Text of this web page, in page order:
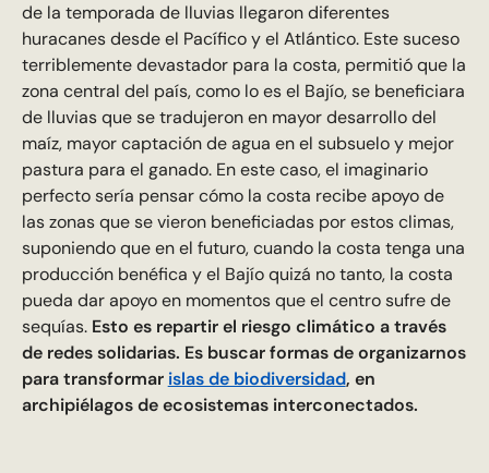
de la temporada de lluvias llegaron diferentes
huracanes desde el Pacífico y el Atlántico. Este suceso
terriblemente devastador para la costa, permitió que la
zona central del país, como lo es el Bajío, se beneficiara
de lluvias que se tradujeron en mayor desarrollo del
maíz, mayor captación de agua en el subsuelo y mejor
pastura para el ganado. En este caso, el imaginario
perfecto sería pensar cómo la costa recibe apoyo de
las zonas que se vieron beneficiadas por estos climas,
suponiendo que en el futuro, cuando la costa tenga una
producción benéfica y el Bajío quizá no tanto, la costa
pueda dar apoyo en momentos que el centro sufre de
sequías. Esto es repartir el riesgo climático a través
de redes solidarias. Es buscar formas de organizarnos
para transformar islas de biodiversidad, en
archipiélagos de ecosistemas interconectados.